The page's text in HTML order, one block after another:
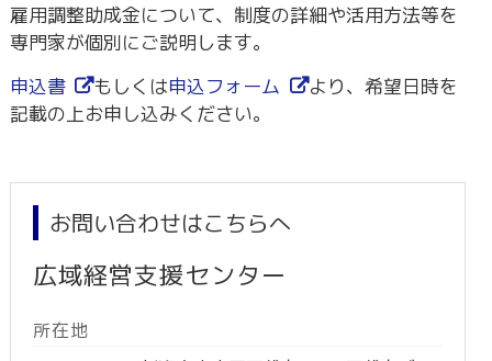
雇用調整助成金について、制度の詳細や活用方法等を
専門家が個別にご説明します。
申込書
もしくは申込フォーム
より、希望日時を
記載の上お申し込みください。
お問い合わせはこちらへ
広域経営支援センター
所在地